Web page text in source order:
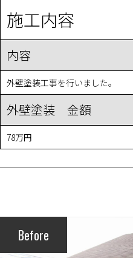
施工内容
内容
外壁塗装工事を行いました。
外壁塗装 金額
78万円
Before